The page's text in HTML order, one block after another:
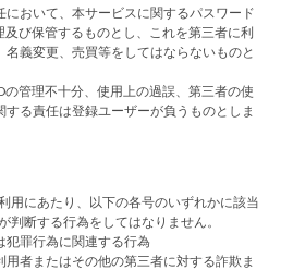
おいて、本サービスに関するパスワード
び保管するものとし、これを第三者に利
義変更、売買等をしてはならないものと
管理不十分、使用上の過誤、第三者の使
る責任は登録ユーザーが負うものとしま
用にあたり、以下の各号のいずれかに該当
断する行為をしてはなりません。
犯罪行為に関連する行為
者またはその他の第三者に対する詐欺ま